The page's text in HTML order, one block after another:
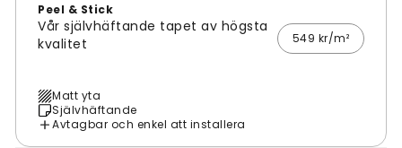
Peel & Stick
Vår självhäftande tapet av högsta
kvalitet
549 kr/m²
Matt yta
Självhäftande
Avtagbar och enkel att installera